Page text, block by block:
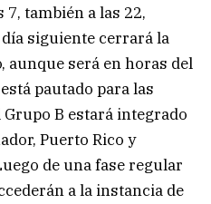
también a las 22,
siguiente cerrará la
aunque será en horas del
pautado para las
B estará integrado
Puerto Rico y
de una fase regular
a la instancia de